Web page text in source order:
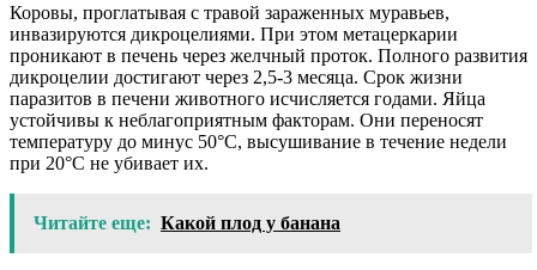
Коровы, проглатывая с травой зараженных муравьев,
инвазируются дикроцелиями. При этом метацеркарии
проникают в печень через желчный проток. Полного развития
дикроцелии достигают через 2,5-3 месяца. Срок жизни
паразитов в печени животного исчисляется годами. Яйца
устойчивы к неблагоприятным факторам. Они переносят
температуру до минус 50°С, высушивание в течение недели
при 20°С не убивает их.
Читайте еще: Какой плод у банана